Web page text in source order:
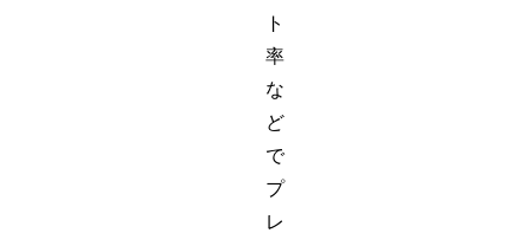
ト
率
な
ど
で
プ
レ